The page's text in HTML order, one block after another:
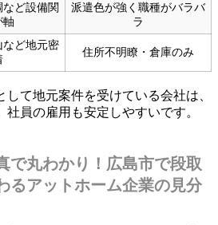
ど設備関
軸
派遣色が強く職種がバラバ
ラ
など地元密
住所不明瞭・倉庫のみ
て地元案件を受けている会社は、
員の雇用も安定しやすいです。
で丸わかり！広島市で段取
るアットホーム企業の見分